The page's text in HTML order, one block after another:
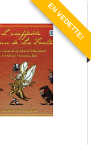
EN VEDETTE!